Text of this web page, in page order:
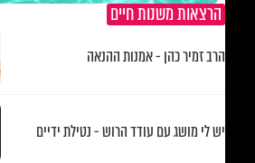
הרצאות משנות חיים
הרב זמיר כהן - אמנות ההנאה
יש לי מושג עם עודד הרוש - נטילת ידיים